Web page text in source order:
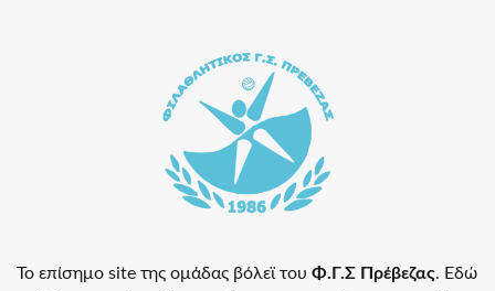
Το επίσημο site της ομάδας βόλεϊ του Φ.Γ.Σ Πρέβεζας. Εδώ